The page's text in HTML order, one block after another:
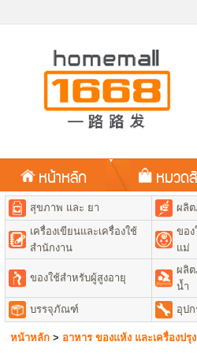
หน้าหลัก หมวด
สุขภาพ และ ยา ผลิ
เครื่องเขียนและเครื่องใช้
สำนักงาน
ขอ
แม่
ของใช้สำหรับผู้สูงอายุ
ผลิ
น้ำ
บรรจุภัณฑ์
อุป
หน้าหลัก > อาหาร ของแห้ง และเครื่องปรุ